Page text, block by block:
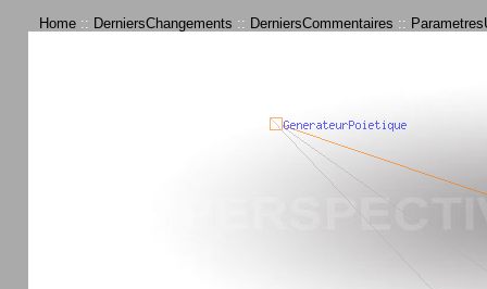
Home :: DerniersChangements :: DerniersCommentaires ::